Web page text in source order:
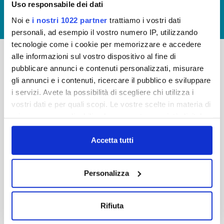
Uso responsabile dei dati
Noi e i nostri 1022 partner trattiamo i vostri dati
personali, ad esempio il vostro numero IP, utilizzando
tecnologie come i cookie per memorizzare e accedere
alle informazioni sul vostro dispositivo al fine di
pubblicare annunci e contenuti personalizzati, misurare
gli annunci e i contenuti, ricercare il pubblico e sviluppare
i servizi. Avete la possibilità di scegliere chi utilizza i
vostri dati e per quali scopi. Le vostre scelte in materia di
in cui avete effettuato le vostre scelte. È possibile
modificare o revocare il proprio consenso in qualsiasi
momento dalla Dichiarazione sui cookie o facendo clic
Con il tuo consenso, vorremmo anche:
raccogliere informazioni sulla tua posizione
Accetta tutti
Personalizza
Rifiuta
LAVORA CON NOI
Publiacqua S.p.A
Via Villamagna 90/c -
50126 Fi
Tel. +39 055688903
Reg Imprese Firenze
-
FAQ
PRIVACY POLICY
COOKIE
WHISTLEBLOWING
CREDITS